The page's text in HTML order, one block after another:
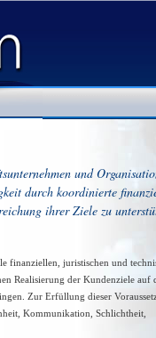
und
durch koordinierte
ihrer Ziele zu
finanziellen, juristischen und
Realisierung der Kundenziele auf
Zur Erfüllung dieser
Kommunikation, Schlichtheit,